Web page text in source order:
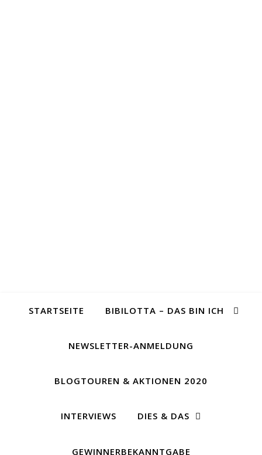
STARTSEITE BIBILOTTA – DAS BIN ICH
NEWSLETTER-ANMELDUNG
BLOGTOUREN & AKTIONEN 2020
INTERVIEWS DIES & DAS
GEWINNERBEKANNTGABE